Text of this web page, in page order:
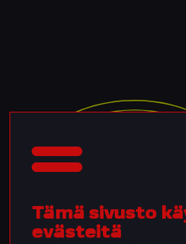
Tämä sivusto
evästeitä